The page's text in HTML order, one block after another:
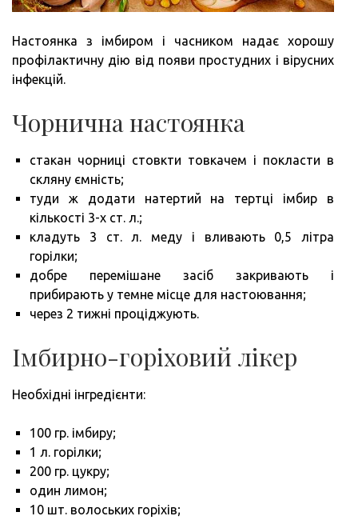
Настоянка з імбиром і часником надає хорошу
профілактичну дію від появи простудних і вірусних
інфекцій.
Чорнична настоянка
стакан чорниці стовкти товкачем і покласти в
скляну ємність;
туди ж додати натертий на тертці імбир в
кількості 3-х ст. л.;
кладуть 3 ст. л. меду і вливають 0,5 літра
горілки;
добре перемішане засіб закривають і
прибирають у темне місце для настоювання;
через 2 тижні проціджують.
Імбирно-горіховий лікер
Необхідні інгредієнти:
100 гр. імбиру;
1 л. горілки;
200 гр. цукру;
один лимон;
10 шт. волоських горіхів;